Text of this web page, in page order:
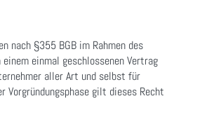
nach §355 BGB im Rahmen des
einmal geschlossenen Vertrag
aller Art und selbst für
Vorgründungsphase gilt dieses Recht